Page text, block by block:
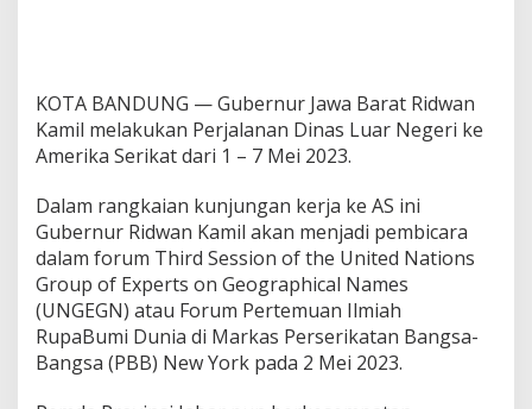
KOTA BANDUNG — Gubernur Jawa Barat Ridwan
Kamil melakukan Perjalanan Dinas Luar Negeri ke
Amerika Serikat dari 1 – 7 Mei 2023.
Dalam rangkaian kunjungan kerja ke AS ini
Gubernur Ridwan Kamil akan menjadi pembicara
dalam forum Third Session of the United Nations
Group of Experts on Geographical Names
(UNGEGN) atau Forum Pertemuan Ilmiah
RupaBumi Dunia di Markas Perserikatan Bangsa-
Bangsa (PBB) New York pada 2 Mei 2023.